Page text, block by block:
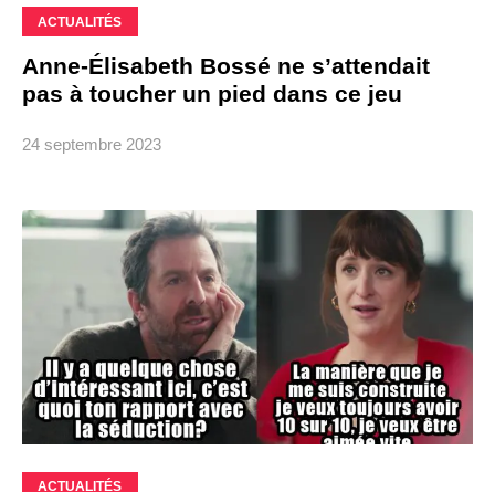
ACTUALITÉS
Anne-Élisabeth Bossé ne s’attendait
pas à toucher un pied dans ce jeu
24 septembre 2023
ACTUALITÉS